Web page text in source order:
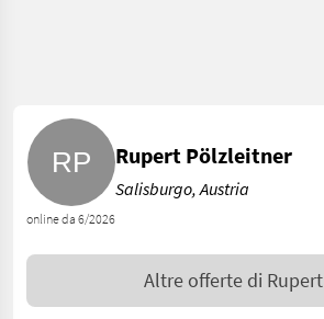
online da 6/2026
Rupert Pölzleitner
Salisburgo, Austria
Altre offerte di Rupert